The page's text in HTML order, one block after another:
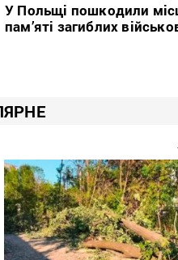
У Польщі пошкодили
пам’яті загиблих